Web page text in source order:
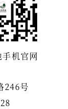
机官网
246号